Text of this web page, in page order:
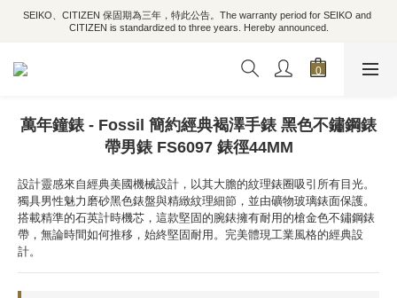
SEIKO、CITIZEN 保固期為三年，特此公告。The warranty period for SEIKO and
CITIZEN is standardized to three years. Hereby announced.
萬年鐘錶 - Fossil 簡約經典褐澤手錶 黑色不鏽鋼錶
帶男錶 FS6097 錶徑44MM
設計靈感來自經典美國機械設計，以其大膽的紋理錶圈吸引所有目光。
獨具男性魅力磨砂黑色錶盤與精緻紋理細節，並由礦物玻璃錶面保護。
搭載精準的石英計時機芯，這款堅固的腕錶擁有耐用的槍金色不鏽鋼錶
帶，無論時間如何推移，始終堅固耐用。完美體現工業風格的經典設
計。